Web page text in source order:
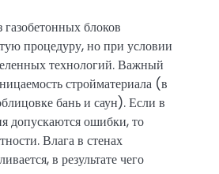
блоков
процедуру, но при условии
технологий. Важный
стройматериала (в
бань и саун). Если в
допускаются ошибки, то
Влага в стенах
в результате чего